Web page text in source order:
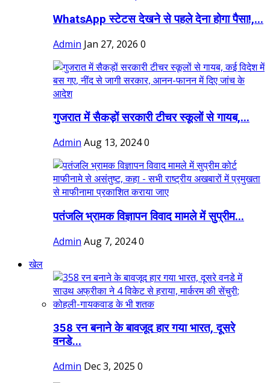
WhatsApp स्टेटस देखने से पहले देना होगा पैसा!,...
Admin Jan 27, 2026 0
गुजरात में सैकड़ों सरकारी टीचर स्कूलों से गायब,...
Admin Aug 13, 20240
पतंजलि भ्रामक विज्ञापन विवाद मामले में सुप्रीम...
Admin Aug 7, 20240
खेल
358 रन बनाने के बावजूद हार गया भारत, दूसरे
वनडे...
Admin Dec 3, 2025 0